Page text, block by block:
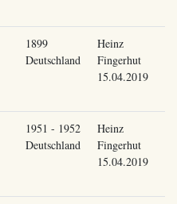
1899
Deutschland
Heinz
Fingerhut
15.04.2019
1951 - 1952
Deutschland
Heinz
Fingerhut
15.04.2019